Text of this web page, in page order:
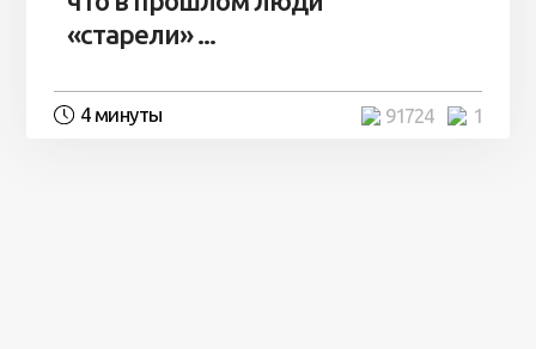
«старели» ...
4 минуты 1
91724